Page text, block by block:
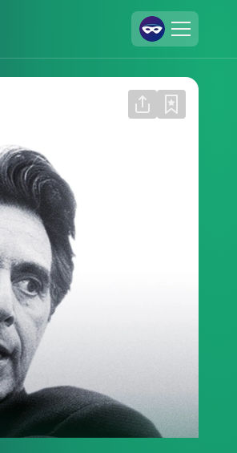
Impressum
Datenschutzerklärung
Datenschutzeinstellungen